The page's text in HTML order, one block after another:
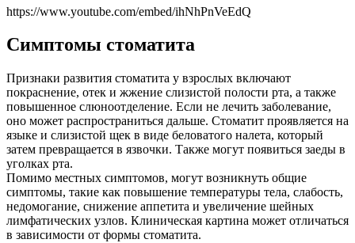
https://www.youtube.com/embed/ihNhPnVeEdQ
Симптомы стоматита
Признаки развития стоматита у взрослых включают
покраснение, отек и жжение слизистой полости рта, а также
повышенное слюноотделение. Если не лечить заболевание,
оно может распространиться дальше. Стоматит проявляется на
языке и слизистой щек в виде беловатого налета, который
затем превращается в язвочки. Также могут появиться заеды в
уголках рта.
Помимо местных симптомов, могут возникнуть общие
симптомы, такие как повышение температуры тела, слабость,
недомогание, снижение аппетита и увеличение шейных
лимфатических узлов. Клиническая картина может отличаться
в зависимости от формы стоматита.